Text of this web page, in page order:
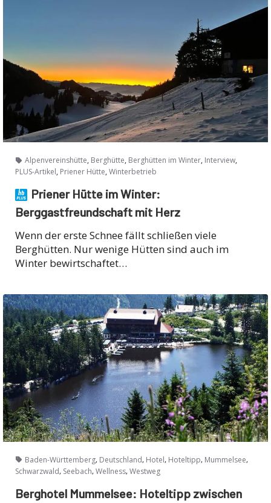
Alpenvereinshütte, Berghütte, Berghütten im Winter, Interview,
PLUS-Artikel, Priener Hütte, Winterbetrieb
Priener Hütte im Winter:
Berggastfreundschaft mit Herz
Wenn der erste Schnee fällt schließen viele
Berghütten. Nur wenige Hütten sind auch im
Winter bewirtschaftet…
Baden-Württemberg, Deutschland, Hotel, Hoteltipp, Mummelsee,
Schwarzwald, Seebach, Wellness, Westweg
Berghotel Mummelsee: Hoteltipp zwischen